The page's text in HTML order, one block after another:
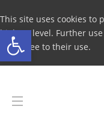
Open toolbar
This site uses cookies to
highest level. Further
you agree to their use.